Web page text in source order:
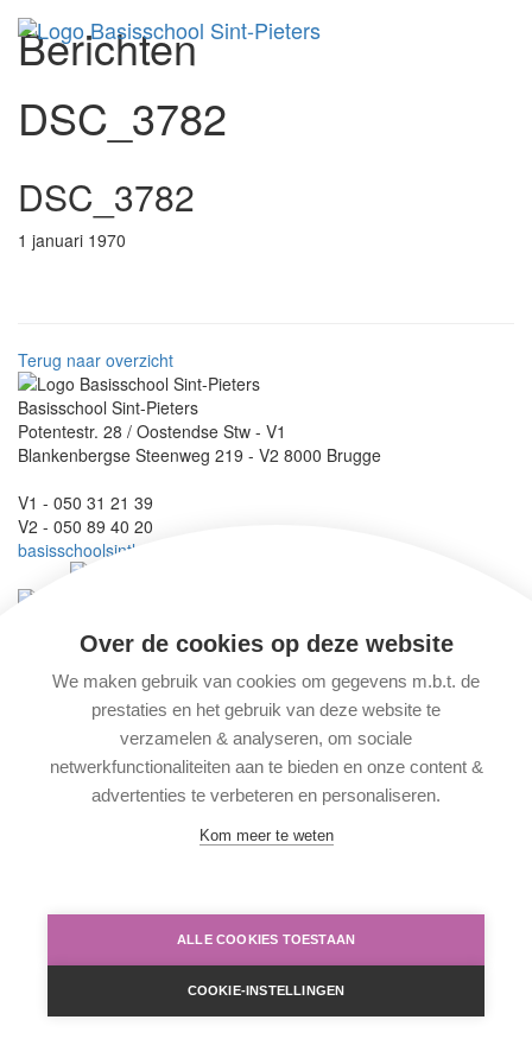
Berichten
DSC_3782
DSC_3782
1 januari 1970
Terug naar overzicht
Basisschool Sint-Pieters
Potentestr. 28 / Oostendse Stw - V1
Blankenbergse Steenweg 219 - V2 8000 Brugge
V1 - 050 31 21 39
V2 - 050 89 40 20
basisschoolsintleosintpieters@slhd.be
© 2026 Basisschool Sint-Pieters
Ontwerp Making Pages
Over de cookies op deze website
We maken gebruik van cookies om gegevens m.b.t. de
prestaties en het gebruik van deze website te
verzamelen & analyseren, om sociale
netwerkfunctionaliteiten aan te bieden en onze content &
advertenties te verbeteren en personaliseren.
Kom meer te weten
ALLE COOKIES TOESTAAN
COOKIE-INSTELLINGEN